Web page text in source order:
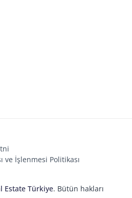
ve İşlenmesi Politikası
Estate Türkiye. Bütün hakları